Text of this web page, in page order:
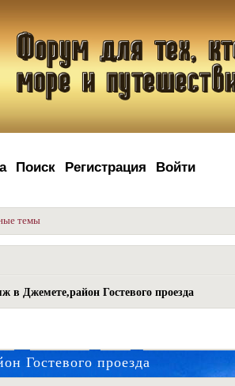
Поиск Регистрация Войти
темы
в Джемете,район Гостевого проезда
Гостевого проезда